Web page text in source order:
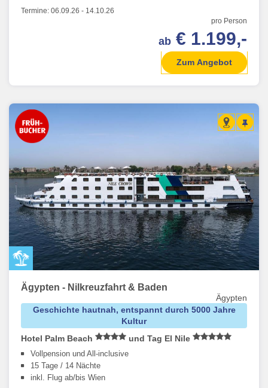
Termine: 06.09.26 - 14.10.26
pro Person
ab € 1.199,-
Zum Angebot
Ägypten - Nilkreuzfahrt & Baden
Ägypten
Geschichte hautnah, entspannt durch 5000 Jahre
Kultur
Hotel Palm Beach
und Tag El Nile
Vollpension und All-inclusive
15 Tage / 14 Nächte
inkl. Flug ab/bis Wien